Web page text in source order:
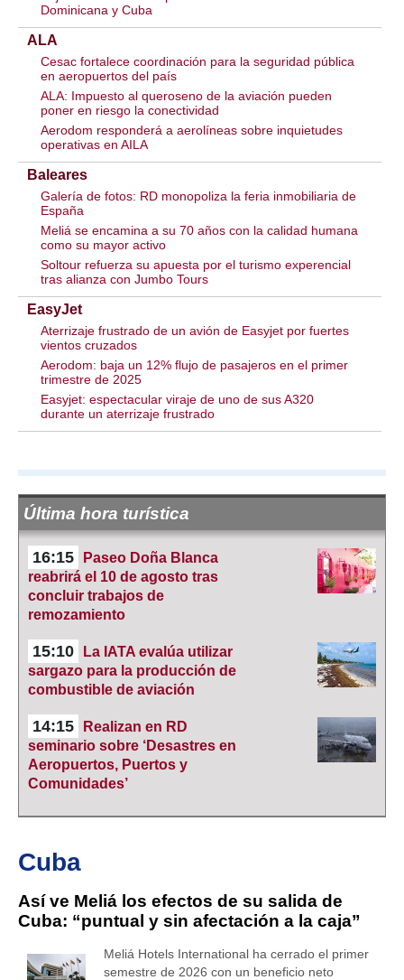
Dominicana y Cuba
ALA
Cesac fortalece coordinación para la seguridad pública
en aeropuertos del país
ALA: Impuesto al queroseno de la aviación pueden
poner en riesgo la conectividad
Aerodom responderá a aerolíneas sobre inquietudes
operativas en AILA
Baleares
Galería de fotos: RD monopoliza la feria inmobiliaria de
España
Meliá se encamina a su 70 años con la calidad humana
como su mayor activo
Soltour refuerza su apuesta por el turismo experencial
tras alianza con Jumbo Tours
EasyJet
Aterrizaje frustrado de un avión de Easyjet por fuertes
vientos cruzados
Aerodom: baja un 12% flujo de pasajeros en el primer
trimestre de 2025
Easyjet: espectacular viraje de uno de sus A320
durante un aterrizaje frustrado
Última hora turística
16:15
Paseo Doña Blanca
reabrirá el 10 de agosto tras
concluir trabajos de
remozamiento
15:10
La IATA evalúa utilizar
sargazo para la producción de
combustible de aviación
14:15
Realizan en RD
seminario sobre ‘Desastres en
Aeropuertos, Puertos y
Comunidades’
Cuba
Así ve Meliá los efectos de su salida de
Cuba: “puntual y sin afectación a la caja”
Meliá Hotels International ha cerrado el primer
semestre de 2026 con un beneficio neto